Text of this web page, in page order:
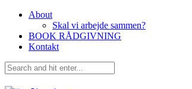
About
Skal vi arbejde sammen?
BOOK RÅDGIVNING
Kontakt